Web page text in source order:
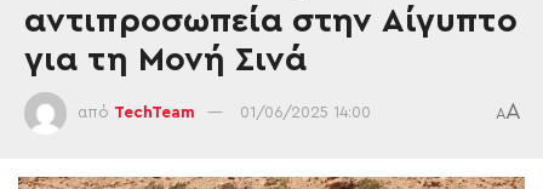
αντιπροσωπεία στην Αίγυπτο
για τη Μονή Σινά
από TechTeam 01/06/2025 14:00 AA